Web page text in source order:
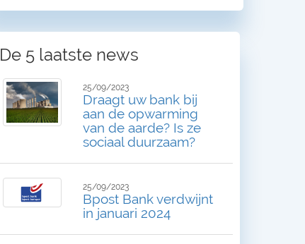
De 5 laatste news
25/09/2023
Draagt uw bank bij
aan de opwarming
van de aarde? Is ze
sociaal duurzaam?
25/09/2023
Bpost Bank verdwijnt
in januari 2024